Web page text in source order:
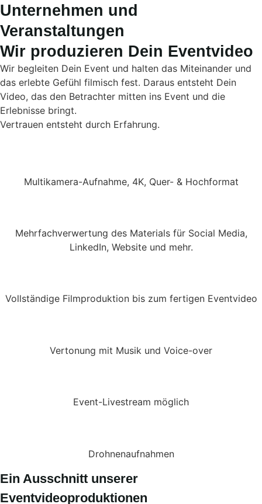
Unternehmen und
Veranstaltungen
Wir produzieren Dein Eventvideo
Wir begleiten Dein Event und halten das Miteinander und
das erlebte Gefühl filmisch fest. Daraus entsteht Dein
Video, das den Betrachter mitten ins Event und die
Erlebnisse bringt.
Vertrauen entsteht durch Erfahrung.
Multikamera-Aufnahme, 4K, Quer- & Hochformat
Mehrfachverwertung des Materials für Social Media,
LinkedIn, Website und mehr.
Vollständige Filmproduktion bis zum fertigen Eventvideo
Vertonung mit Musik und Voice-over
Event-Livestream möglich
Drohnenaufnahmen
Ein Ausschnitt unserer
Eventvideoproduktionen